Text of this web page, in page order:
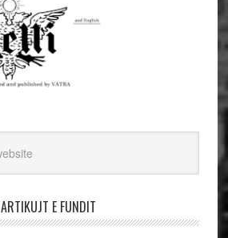
ARTIKUJT E FUNDIT